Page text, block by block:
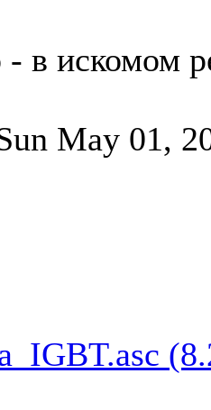
в искомом
May 01,